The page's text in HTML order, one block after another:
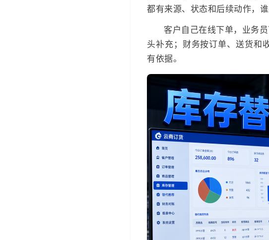
都有来源、状态和后续动作，
客户自己在线下单，业务
头补充；财务按订单、送货和
有依据。